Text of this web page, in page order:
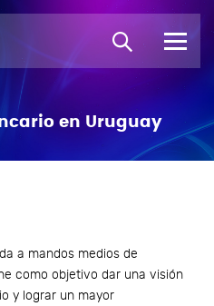
en Uruguay
a mandos medios de
como objetivo dar una visión
y lograr un mayor